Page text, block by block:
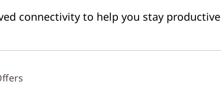
connectivity to help you stay productive